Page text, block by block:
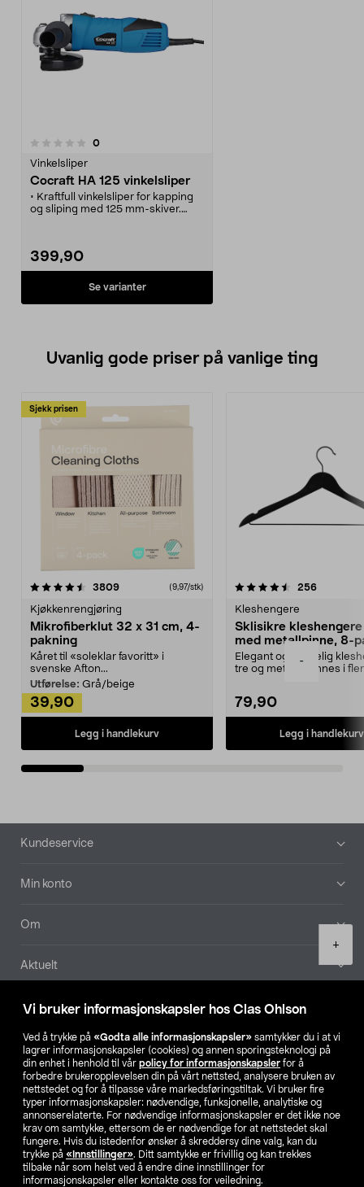
Vi bruker informasjonskapsler hos Clas Ohlson
Ved å trykke på «Godta alle informasjonskapsler» samtykker du i at vi
lagrer informasjonskapsler (cookies) og annen sporingsteknologi på
din enhet i henhold til vår policy for informasjonskapsler for å
forbedre brukeropplevelsen din på vårt nettsted, analysere bruken av
nettstedet og for å tilpasse våre markedsføringstiltak. Vi bruker fire
typer informasjonskapsler: nødvendige, funksjonelle, analytiske og
annonserelaterte. For nødvendige informasjonskapsler er det ikke noe
krav om samtykke, ettersom de er nødvendige for at nettstedet skal
fungere. Hvis du istedenfor ønsker å skreddersy dine valg, kan du
trykke på «Innstillinger». Ditt samtykke er frivillig og kan trekkes
tilbake når som helst ved å endre dine innstillinger for
informasjonskapsler eller kontakte oss for veiledning.
-
+
0anmeldelser
Vinkelsliper
Cocraft HA 125 vinkelsliper
• Kraftfull vinkelsliper for kapping
og sliping med 125 mm-skiver.
• Spindelsperre for enkelt
skivebytte.
• 5 års garanti.
399,90
Se varianter
Uvanlig gode priser på vanlige ting
Sjekk prisen
3809anmeldelser(9,97/stk)
Kjøkkenrengjøring
Mikrofiberklut 32 x 31 cm, 4-
pakning
Kåret til «soleklar favoritt» i
svenske Afton...
Utførelse: Grå/beige
39,90
Legg i handlekurv
4.5av 5 stjerner 256
Kleshengere
Sklisikre
med metallpinne, 8-
Elegant og skikkelig
tre og metall – finnes i
79,90
Legg i handlekurv
4.5av 5 stjerner
Bunntekst
Kundeservice
Min konto
Om
Aktuelt
Våre selskaper
Finn din butikk
SE NO FI